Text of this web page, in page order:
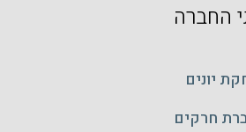
החברה
יונים
חרקים